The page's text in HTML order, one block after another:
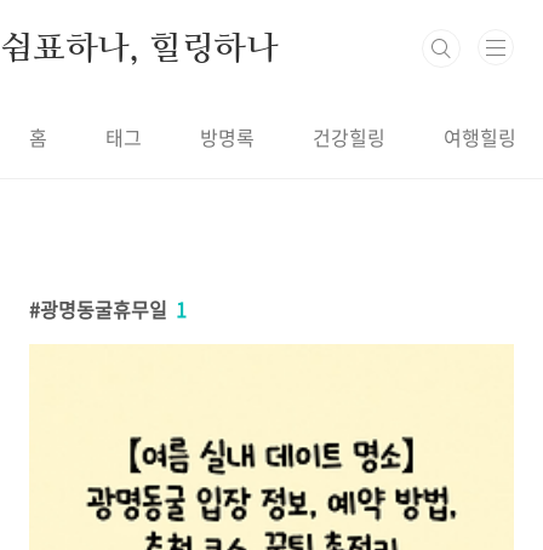
쉼표하나, 힐링하나
홈 태그 방명록 건강힐링 여행힐링
광명동굴휴무일 1